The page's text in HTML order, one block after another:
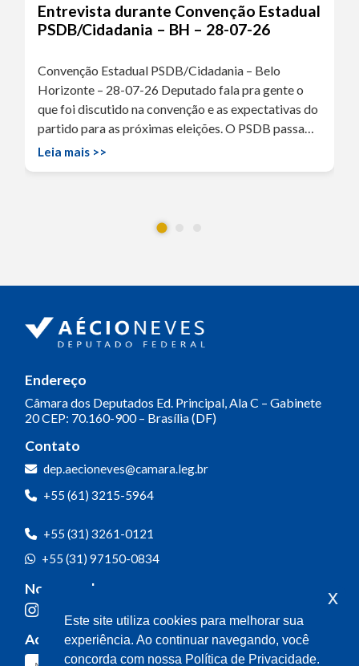
Entrevista durante Convenção Estadual
PSDB/Cidadania – BH – 28-07-26
Convenção Estadual PSDB/Cidadania – Belo
Horizonte – 28-07-26 Deputado fala pra gente o
que foi discutido na convenção e as expectativas do
partido para as próximas eleições. O PSDB passa…
Leia mais >>
Endereço
Câmara dos Deputados Ed. Principal, Ala C – Gabinete
20CEP: 70.160-900 – Brasília (DF)
Contato
dep.aecioneves@camara.leg.br
+55 (61) 3215-5964
+55 (31) 3261-0121
+55 (31) 97150-0834
Nossas redes
Acompanhe o meu mandato
Este site utiliza cookies para melhorar sua
experiência. Ao continuar navegando, você
concorda com nossa Política de Privacidade.
x